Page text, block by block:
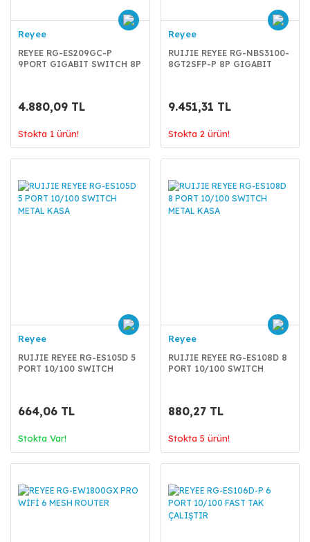
Reyee
REYEE RG-ES209GC-P
9PORT GIGABIT SWITCH 8P
4.880,09 TL
Stokta 1 ürün!
Reyee
RUIJIE REYEE RG-NBS3100-
8GT2SFP-P 8P GIGABIT
9.451,31 TL
Stokta 2 ürün!
Reyee
RUIJIE REYEE RG-ES105D 5
PORT 10/100 SWITCH
664,06 TL
Stokta Var!
Reyee
RUIJIE REYEE RG-ES108D 8
PORT 10/100 SWITCH
880,27 TL
Stokta 5 ürün!